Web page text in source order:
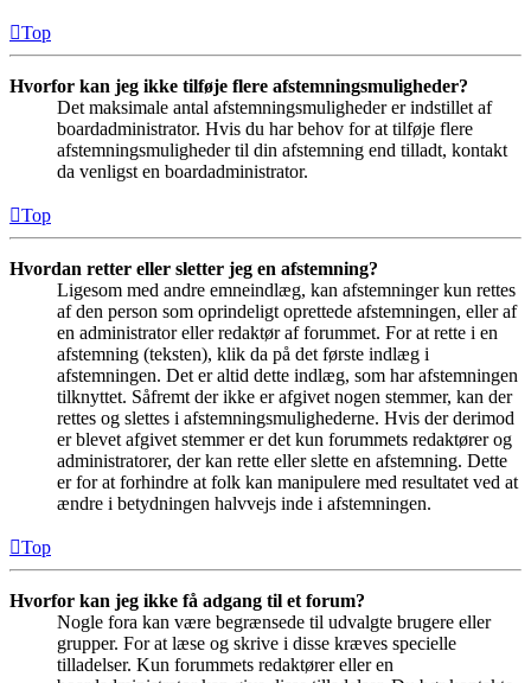
Top
Hvorfor kan jeg ikke tilføje flere afstemningsmuligheder?
Det maksimale antal afstemningsmuligheder er indstillet af
boardadministrator. Hvis du har behov for at tilføje flere
afstemningsmuligheder til din afstemning end tilladt, kontakt
da venligst en boardadministrator.
Top
Hvordan retter eller sletter jeg en afstemning?
Ligesom med andre emneindlæg, kan afstemninger kun rettes
af den person som oprindeligt oprettede afstemningen, eller af
en administrator eller redaktør af forummet. For at rette i en
afstemning (teksten), klik da på det første indlæg i
afstemningen. Det er altid dette indlæg, som har afstemningen
tilknyttet. Såfremt der ikke er afgivet nogen stemmer, kan der
rettes og slettes i afstemningsmulighederne. Hvis der derimod
er blevet afgivet stemmer er det kun forummets redaktører og
administratorer, der kan rette eller slette en afstemning. Dette
er for at forhindre at folk kan manipulere med resultatet ved at
ændre i betydningen halvvejs inde i afstemningen.
Top
Hvorfor kan jeg ikke få adgang til et forum?
Nogle fora kan være begrænsede til udvalgte brugere eller
grupper. For at læse og skrive i disse kræves specielle
tilladelser. Kun forummets redaktører eller en